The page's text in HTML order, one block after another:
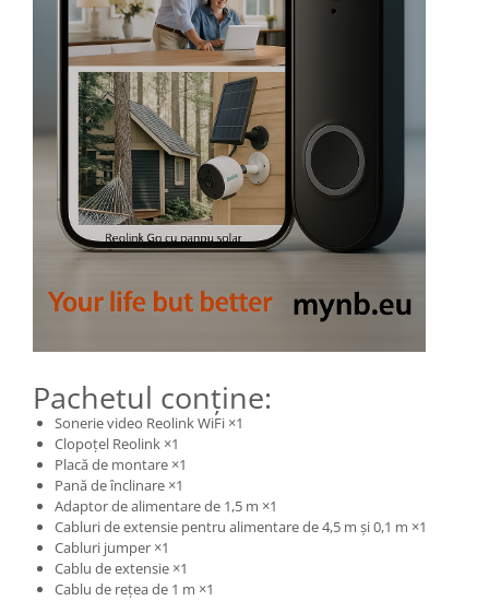
Pachetul conține:
Sonerie video Reolink WiFi ×1
Clopoțel Reolink ×1
Placă de montare ×1
Pană de înclinare ×1
Adaptor de alimentare de 1,5 m ×1
Cabluri de extensie pentru alimentare de 4,5 m și 0,1 m ×1
Cabluri jumper ×1
Cablu de extensie ×1
Cablu de rețea de 1 m ×1